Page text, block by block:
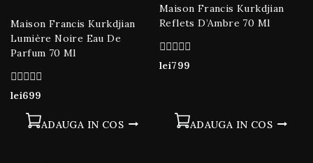
Maison Francis Kurkdjian
Lumière Noire Eau De
Parfum 70 Ml
0
lei699
ADAUGA IN COS
Maison Francis Kurkdjian
Reflets D’Ambre 70 Ml
0
lei799
ADAUGA IN COS